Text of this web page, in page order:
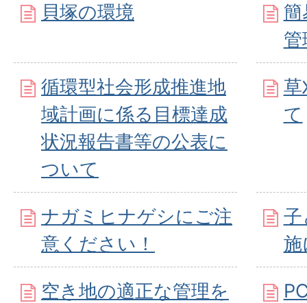
貝塚の環境
循環型社会形成推進地
域計画に係る目標達成
状況報告書等の公表に
ついて
草
て
ナガミヒナゲシにご注
意ください！
子
空き地の適正な管理を